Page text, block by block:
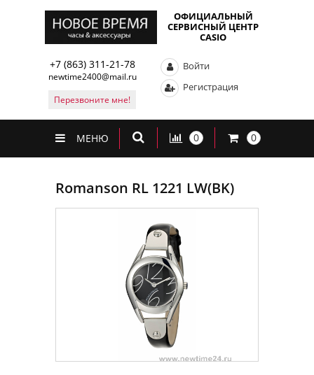
ОФИЦИАЛЬНЫЙ
СЕРВИСНЫЙ ЦЕНТР
CASIO
+7 (863) 311-21-78
newtime2400@mail.ru
Перезвоните мне!
Войти
Регистрация
МЕНЮ 0 0
Romanson RL 1221 LW(BK)